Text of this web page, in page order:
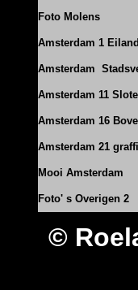
Foto Molens
Amsterdam 1
Amsterdam
Amsterdam 11
Amsterdam 16
Amsterdam 21
Mooi Amsterdam
Foto' s Overigen 2
©